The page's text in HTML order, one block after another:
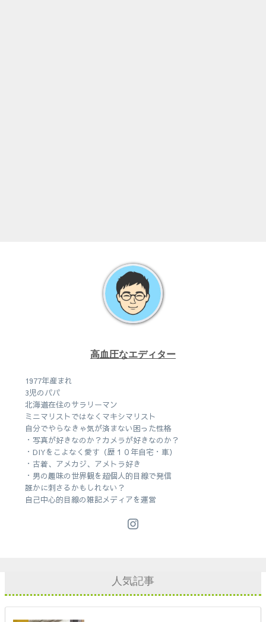
高血圧なエディター
1977年産まれ
3児のパパ
北海道在住のサラリーマン
ミニマリストではなくマキシマリスト
自分でやらなきゃ気が済まない困った性格
・写真が好きなのか？カメラが好きなのか？
・DIYをこよなく愛す（歴１０年自宅・車）
・古着、アメカジ、アメトラ好き
・男の趣味の世界観を超個人的目線で発信
誰かに刺さるかもしれない？
自己中心的目線の雑記メディアを運営
人気記事